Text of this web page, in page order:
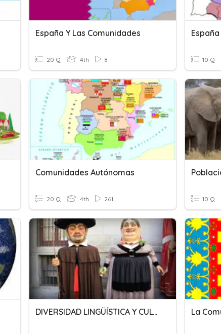
España Y Las Comunidades
20 Q 4th 8 10 Q
Comunidades Autónomas
20 Q 4th 261 10 Q
DIVERSIDAD LINGÜÍSTICA Y CULTURAL La